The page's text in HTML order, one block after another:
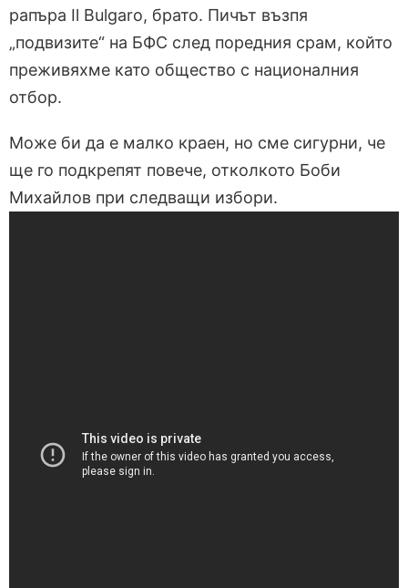
рапъра Il Bulgaro, брато. Пичът възпя
„подвизите“ на БФС след поредния срам, който
преживяхме като общество с националния
отбор.
Може би да е малко краен, но сме сигурни, че
ще го подкрепят повече, отколкото Боби
Михайлов при следващи избори.